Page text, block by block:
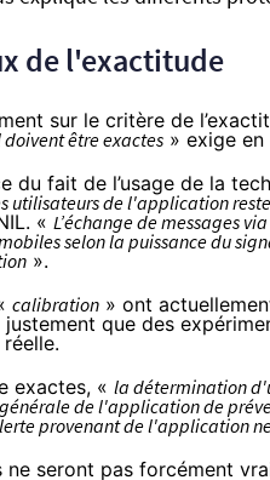
de l'exactitude
sur le critère de
être exactes » exige
du fait de l’usage de la
utilisateurs de l'application
« L’échange de messages
selon la puissance du
».
calibration » ont
que des
exactes, « la détermination
de l'application de
provenant de l'application
seront pas forcément